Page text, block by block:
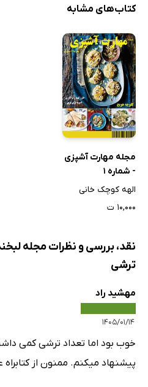
کتاب‌های مشابه
مجله مهارت آشپزی
- شماره 1
الهه کوچک خانی
۱۰,۰۰۰ ت
نقد، بررسی و نظرات مجله
ترشی
مهشید راد
۱۴۰۵/۰۱/۱۴
خوب بود اما تعداد ترشی کمی
پیشنهاد میکنم. ممنون از کتابراه